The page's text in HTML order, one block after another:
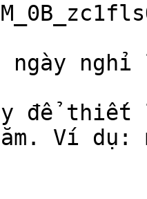
nghỉ
để
Ví dụ: